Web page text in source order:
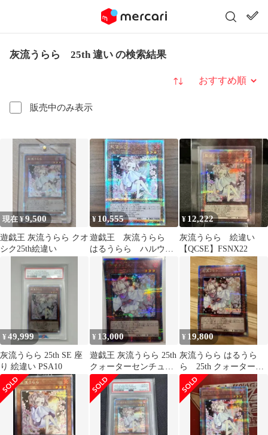
灰流うらら 25th 違い の検索結果
販売中のみ表示
並び替え
現在 ¥9,500
遊戯王 灰流うらら クオ
シク25th絵違い
¥ 10,555
遊戯王 灰流うらら
はるうらら ハルウラ
ラ 25th シク シー
クレット 絵違い
¥ 12,222
灰流うらら 絵違い
【QCSE】FSNX22
¥49,999
灰流うらら 25th SE 座
り 絵違い PSA10
¥ 13,000
遊戯王 灰流うらら 25th
クォーターセンチュリ
ーシークレット
¥ 19,800
灰流うらら はるうら
ら 25th クォーターセ
ンチュリーシークレッ
トレア